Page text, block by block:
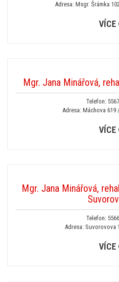
Adresa: Msgr. Šrámka
VÍCE
Mgr. Jana Minářová,
Telefon:
Adresa: Máchova 619
VÍCE
Mgr. Jana Minářová,
Telefon:
Adresa: Suvorovova
VÍCE